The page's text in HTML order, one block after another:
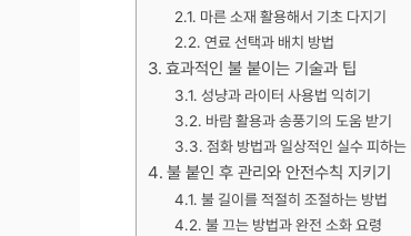
마른 소재 활용해서 기초 다지기
연료 선택과 배치 방법
효과적인 불 붙이는 기술과 팁
성냥과 라이터 사용법 익히기
바람 활용과 송풍기의 도움 받기
점화 방법과 일상적인 실수 피하는
불 붙인 후 관리와 안전수칙 지키기
불 길이를 적절히 조절하는 방법
불 끄는 방법과 완전 소화 요령